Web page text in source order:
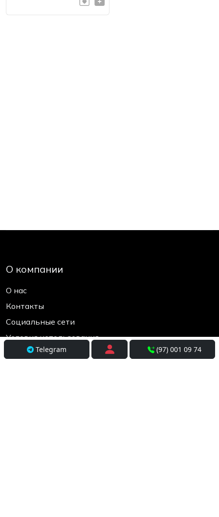
О компании
О нас
Контакты
Социальные сети
Условия использования
Покупателям
Telegram (97) 001 09 74